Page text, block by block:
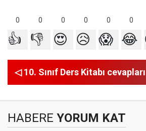
0 0 0 0 0 0
👍 👎 😍 😥 😱 😂
◁ 10. Sınıf Ders Kitabı
HABERE YORUM KAT